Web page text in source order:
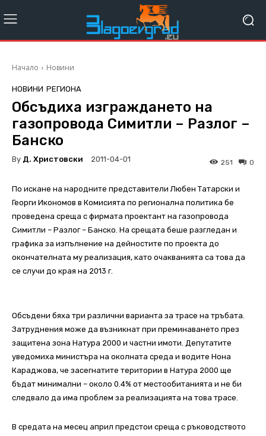
Начало Новини
НОВИНИ РЕГИОНА
Обсъдиха изграждането на
газопровода Симитли – Разлог –
Банско
By Д. Христовски 2011-04-01 0
251
По искане на народните представители Любен Татарски и
Георги Икономов в Комисията по регионална политика бе
проведена среща с фирмата проектант на газопровода
Симитли – Разлог – Банско. На срещата беше разгледан и
графика за изпълнение на дейностите по проекта до
окончателната му реализация, като очакванията са това да
се случи до края на 2013 г.
Обсъдени бяха три различни варианта за трасе на тръбата.
Затруднения може да възникнат при преминаването през
защитена зона Натура 2000 и частни имоти. Депутатите
уведомиха министъра на околната среда и водите Нона
Караджова, че засегнатите територии в Натура 2000 ще
бъдат минимални – около 0.4% от местообитанията и не би
следвало да има проблем за реализацията на това трасе.
В средата на месец април предстои среща с ръководството